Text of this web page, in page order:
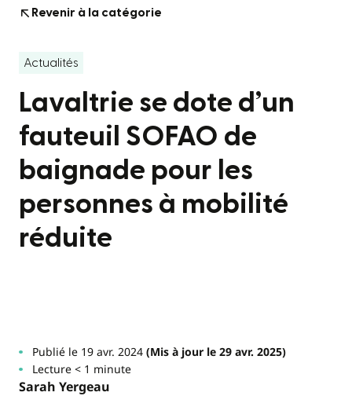
Revenir à la catégorie
Actualités
Lavaltrie se dote d’un
fauteuil SOFAO de
baignade pour les
personnes à mobilité
réduite
Publié le 19 avr. 2024(Mis à jour le 29 avr. 2025)
Lecture < 1 minute
Sarah Yergeau